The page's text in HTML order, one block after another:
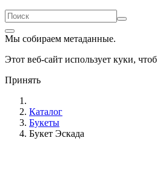
Мы собираем метаданные.
Этот веб-сайт использует куки,
Принять
Каталог
Букеты
Букет Эскада